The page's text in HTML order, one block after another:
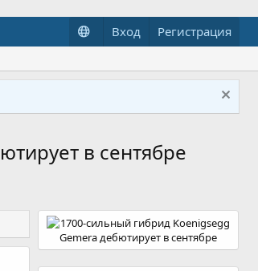
Вход Регистрация
в сентябре